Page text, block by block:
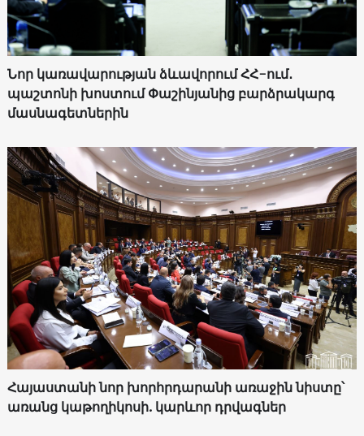
Նոր կառավարության ձևավորում ՀՀ-ում․
պաշտոնի խոստում Փաշինյանից բարձրակարգ
մասնագետներին
Հայաստանի նոր խորհրդարանի առաջին նիստը՝
առանց կաթողիկոսի. կարևոր դրվագներ